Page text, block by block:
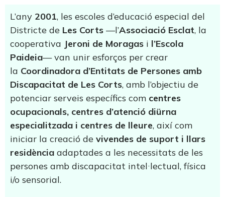
L’any 2001, les escoles d’educació especial del
Districte de Les Corts —l’Associació Esclat, la
cooperativa Jeroni de Moragas i l’Escola
Paideia— van unir esforços per crear
la Coordinadora d’Entitats de Persones amb
Discapacitat de Les Corts, amb l’objectiu de
potenciar serveis específics com centres
ocupacionals, centres d’atenció diürna
especialitzada i centres de lleure, així com
iniciar la creació de vivendes de suport i llars
residència adaptades a les necessitats de les
persones amb discapacitat intel·lectual, física
i/o sensorial.